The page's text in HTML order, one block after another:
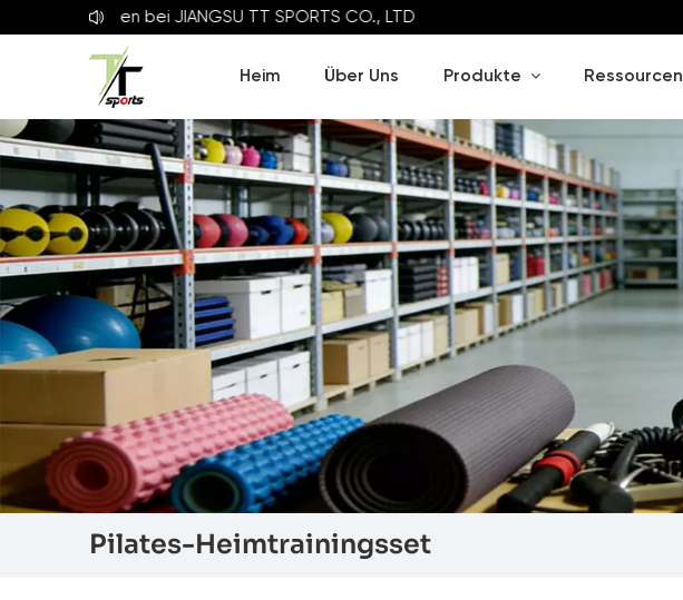
bei JIANGSU TT SPORTS CO., LTD
Heim Über Uns Produkte Ressourcen
Pilates-Heimtrainingsset